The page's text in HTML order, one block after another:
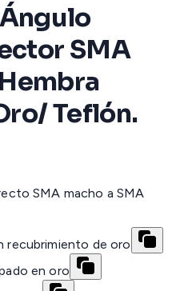
SMA
Teflón.
SMA macho a SMA
recubrimiento de oro
en oro